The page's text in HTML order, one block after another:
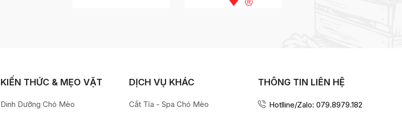
KIẾN THỨC & MẸO VẶT
Dinh Dưỡng Chó Mèo
DỊCH VỤ KHÁC
Cắt Tỉa - Spa Chó Mèo
THÔNG TIN LIÊN HỆ
Hotlline/Zalo: 079.8979.182